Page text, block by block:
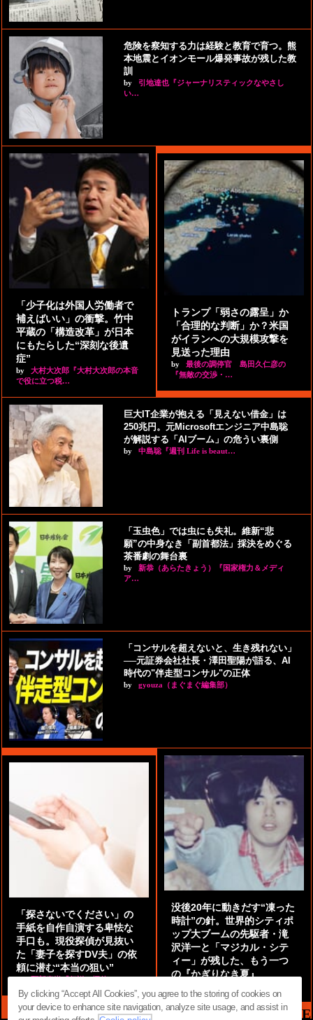
危険を察知する力は経験と教育で育つ。熊
本地震とイオンモール爆発事故が残した教
訓
by
引地達也『ジャーナリスティックなやさし
い…
「少子化は外国人労働者で
補えばいい」の衝撃。竹中
平蔵の「構造改革」が日本
にもたらした“深刻な後遺
症”
by
大村大次郎『大村大次郎の本音
で役に立つ税…
トランプ「弱さの露呈」か
「合理的な判断」か？米国
がイランへの大規模攻撃を
見送った理由
by
最後の調停官 島田久仁彦の
『無敵の交渉・…
巨大IT企業が抱える「見えない借金」は
250兆円。元Microsoftエンジニア中島聡
が解説する「AIブーム」の危うい裏側
by 中島聡『週刊 Life is beaut…
「玉虫色」では虫にも失礼。維新“悲
願”の中身なき「副首都法」採決をめぐる
茶番劇の舞台裏
by
新恭（あらたきょう）『国家権力＆メディ
ア…
「コンサルを超えないと、生き残れない」
──元証券会社社長・澤田聖陽が語る、AI
時代の"伴走型コンサル"の正体
by gyouza（まぐまぐ編集部）
「探さないでください」の
手紙を自作自演する卑怯な
手口も。現役探偵が見抜い
た「妻子を探すDV夫」の依
頼に潜む“本当の狙い”
by 阿部泰尚『伝説の探偵』
没後20年に動きだす“凍った
時計”の針。世界的シティポ
ップ大ブームの先駆者・滝
沢洋一と「マジカル・シテ
ィー」が残した、もう一つ
の『かぎりなき夏』
MAG2 NEWS HEADLINE
By clicking “Accept All Cookies”, you agree to the storing of cookies on
your device to enhance site navigation, analyze site usage, and assist in